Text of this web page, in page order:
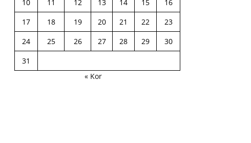
10 11 12 13 14 15
16
17
18 19 20 21 22
23
24
25 26 27 28 29
30
31
« Kor